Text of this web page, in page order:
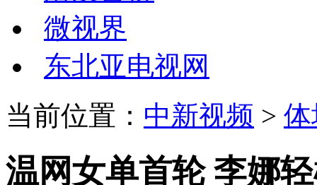
微视界
东北亚电视网
当前位置： 中新视频 >
温网女单首轮 李娜